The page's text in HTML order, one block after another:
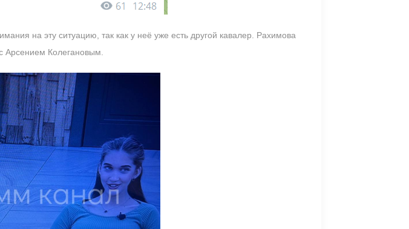
на эту ситуацию, так как у неё уже есть другой кавалер. Рахимова
Арсением Колегановым.